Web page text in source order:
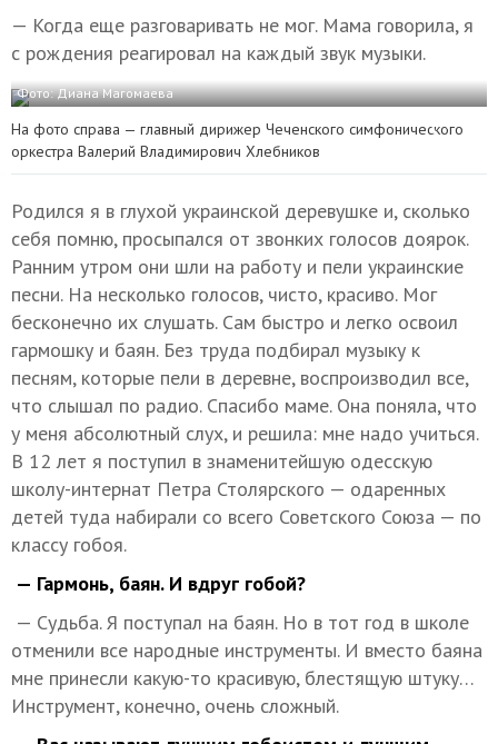
— Когда еще разговаривать не мог. Мама говорила, я
с рождения реагировал на каждый звук музыки.
Фото: Диана Магомаева
На фото справа — главный дирижер Чеченского симфонического
оркестра Валерий Владимирович Хлебников
Родился я в глухой украинской деревушке и, сколько
себя помню, просыпался от звонких голосов доярок.
Ранним утром они шли на работу и пели украинские
песни. На несколько голосов, чисто, красиво. Мог
бесконечно их слушать. Сам быстро и легко освоил
гармошку и баян. Без труда подбирал музыку к
песням, которые пели в деревне, воспроизводил все,
что слышал по радио. Спасибо маме. Она поняла, что
у меня абсолютный слух, и решила: мне надо учиться.
В 12 лет я поступил в знаменитейшую одесскую
школу-интернат Петра Столярского — одаренных
детей туда набирали со всего Советского Союза — по
классу гобоя.
— Гармонь, баян. И вдруг гобой?
— Судьба. Я поступал на баян. Но в тот год в школе
отменили все народные инструменты. И вместо баяна
мне принесли какую-то красивую, блестящую штуку…
Инструмент, конечно, очень сложный.